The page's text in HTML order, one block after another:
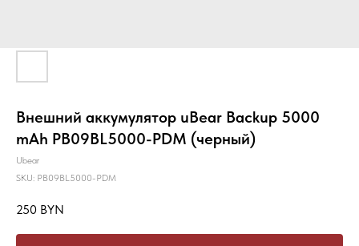
Внешний аккумулятор uBear Backup 5000
mAh PB09BL5000-PDM (черный)
Ubear
SKU: PB09BL5000-PDM
250 BYN